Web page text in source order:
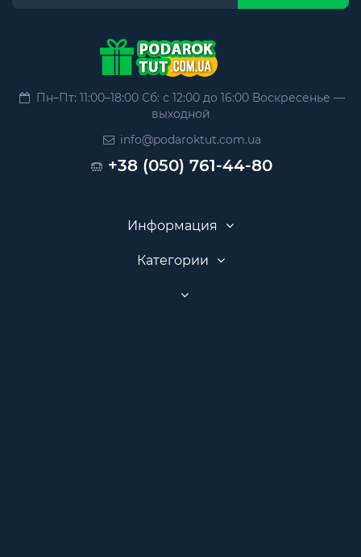
Пн–Пт: 11:00–18:00 Сб: с 12:00 до 16:00 Воскресенье —
выходной
info@podaroktut.com.ua
+38 (050) 761-44-80
Информация
Категории